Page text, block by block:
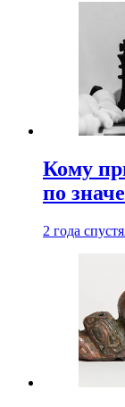
Кому
по
2 года спустя